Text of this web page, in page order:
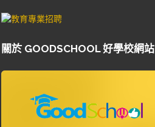
關於 GOODSCHOOL 好學校網站